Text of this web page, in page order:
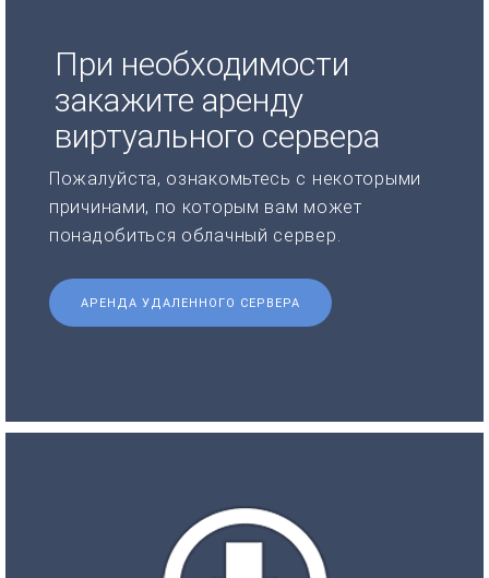
При необходимости
закажите аренду
виртуального сервера
Пожалуйста, ознакомьтесь с некоторыми
причинами, по которым вам может
понадобиться облачный сервер.
АРЕНДА УДАЛЕННОГО СЕРВЕРА